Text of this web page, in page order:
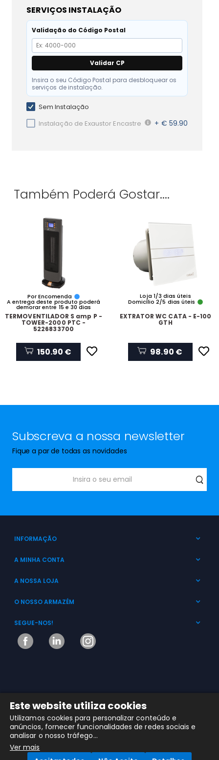
SERVIÇOS INSTALAÇÃO
Validação do Código Postal
Validar CP
Insira o seu Código Postal para desbloquear os
serviços de instalação.
Sem Instalação
Instalação de Exaustor Encastre
+ € 59.90
Também Poderá Gostar....
Por Encomenda
A entrega deste produto poderá
demorar entre 15 e 30 dias
TERMOVENTILADOR S amp P -
TOWER-2000 PTC -
5226833700
150.90 €
Loja 1/3 dias úteis
Domicílio 2/5 dias úteis
EXTRATOR WC CATA - E-100
GTH
98.90 €
Subscreva a nossa newsletter
Fique a par de todas as novidades
INFORMAÇÃO
A MINHA CONTA
A NOSSA LOJA
O NOSSO ARMAZÉM
SEGUE-NOS!
MHR © 2025 Copyright. Todos os Direitos Reservados
Este website utiliza cookies
Utilizamos cookies para personalizar conteúdo e
anúncios, fornecer funcionalidades de redes sociais e
analisar o nosso tráfego...
Ver mais